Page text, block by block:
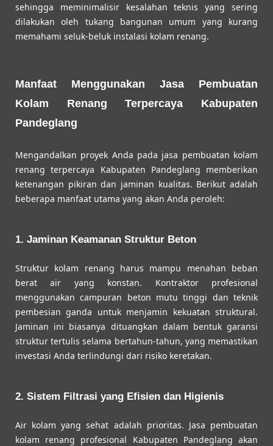
sehingga meminimalisir kesalahan teknis yang sering
dilakukan oleh tukang bangunan umum yang kurang
memahami seluk-beluk instalasi kolam renang.
Manfaat Menggunakan Jasa Pembuatan
Kolam Renang Terpercaya Kabupaten
Pandeglang
Mengandalkan proyek Anda pada jasa pembuatan kolam
renang terpercaya Kabupaten Pandeglang memberikan
ketenangan pikiran dan jaminan kualitas. Berikut adalah
beberapa manfaat utama yang akan Anda peroleh:
1. Jaminan Keamanan Struktur Beton
Struktur kolam renang harus mampu menahan beban
berat air yang konstan. Kontraktor profesional
menggunakan campuran beton mutu tinggi dan teknik
pembesian ganda untuk menjamin kekuatan struktural.
Jaminan ini biasanya dituangkan dalam bentuk garansi
struktur tertulis selama bertahun-tahun, yang memastikan
investasi Anda terlindungi dari risiko keretakan.
2. Sistem Filtrasi yang Efisien dan Higienis
Air kolam yang sehat adalah prioritas. Jasa pembuatan
kolam renang profesional Kabupaten Pandeglang akan